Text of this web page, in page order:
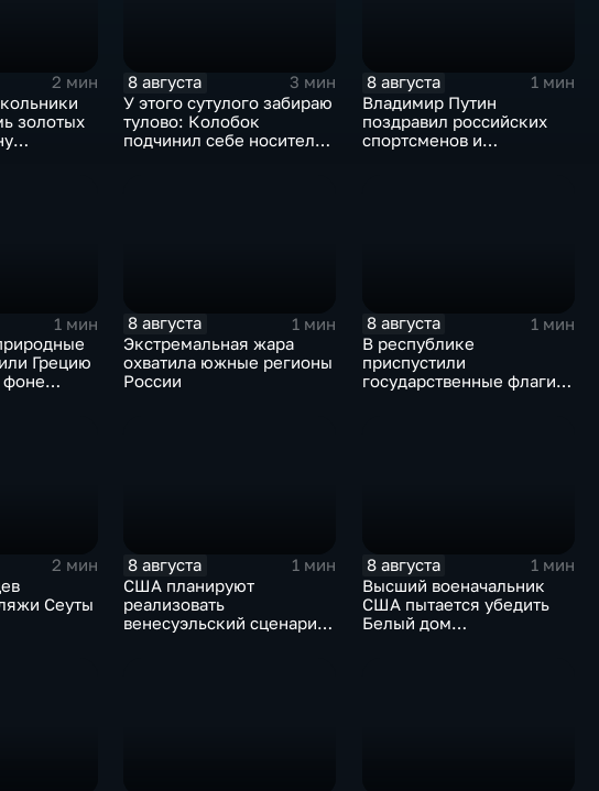
2 мин
золотых
8 августа
3 мин
У этого сутулого забираю
тулово: Колобок
подчинил себе носителя
8 августа
1 мин
Владимир Путин
поздравил российских
спортсменов и
1 мин
Грецию
8 августа
1 мин
Экстремальная жара
охватила южные регионы
России
8 августа
1 мин
В республике
приспустили
государственные флаги и
2 мин
Сеуты
8 августа
1 мин
США планируют
реализовать
венесуэльский сценарий
8 августа
1 мин
Высший военачальник
США пытается убедить
Белый дом